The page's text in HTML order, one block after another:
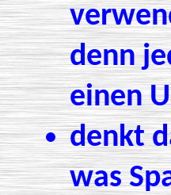
denn
einen
denkt
was